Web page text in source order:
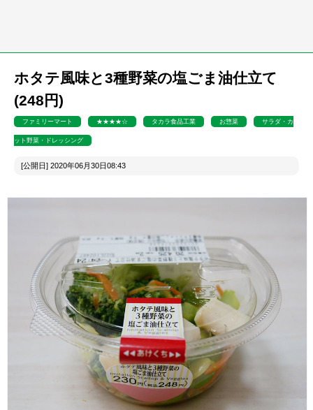
ホタテ風味と3種野菜の塩ごま油仕立て
(248円)
ファミリーマート ★★★★☆ タカラ食品工業 お惣菜 サラダ・カ
ット野菜・ドレッシング
[公開日] 2020年06月30日08:43